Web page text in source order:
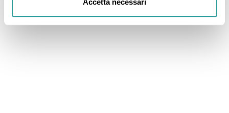
Accetta necessari